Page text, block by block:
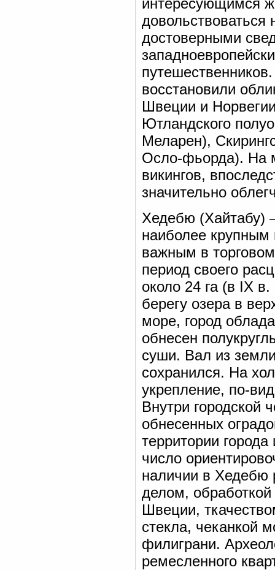
достоверными
восстановили
Швеции и
Ютландского
Меларен),
Осло-фьорда). На
викингов,
значительно
Хедебю (Хайтабу)
наиболее крупным
важным в
период своего
около 24 га (в IX
берегу озера в
море, город
обнесен
суши. Вал из
сохранился. На
укрепление, по-
Внутри городской
обнесенных
территории
число
наличии в Хедебю
делом,
Швеции,
стекла, чеканкой
филиграни.
ремесленного